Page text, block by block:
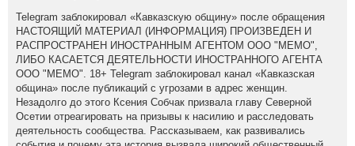
Telegram заблокировал «Кавказскую общину» после обращения
НАСТОЯЩИЙ МАТЕРИАЛ (ИНФОРМАЦИЯ) ПРОИЗВЕДЕН И
РАСПРОСТРАНЕН ИНОСТРАННЫМ АГЕНТОМ ООО "МЕМО",
ЛИБО КАСАЕТСЯ ДЕЯТЕЛЬНОСТИ ИНОСТРАННОГО АГЕНТА
ООО "МЕМО". 18+ Telegram заблокировал канал «Кавказская
община» после публикаций с угрозами в адрес женщин.
Незадолго до этого Ксения Собчак призвала главу Северной
Осетии отреагировать на призывы к насилию и расследовать
деятельность сообщества. Рассказываем, как развивались